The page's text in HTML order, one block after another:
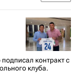
контракт с
клуба.